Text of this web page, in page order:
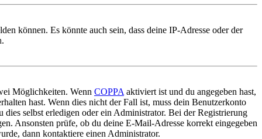
können. Es könnte auch sein, dass deine IP-Adresse oder der
Möglichkeiten. Wenn COPPA aktiviert ist und du angegeben hast,
hast. Wenn dies nicht der Fall ist, muss dein Benutzerkonto
selbst erledigen oder ein Administrator. Bei der Registrierung
Ansonsten prüfe, ob du deine E-Mail-Adresse korrekt eingegeben
dann kontaktiere einen Administrator.